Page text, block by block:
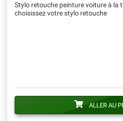
Stylo retouche peinture voiture à la
choisissez votre stylo retouche
ALLER AU